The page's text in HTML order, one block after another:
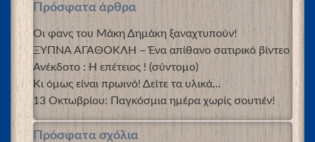
Πρόσφατα άρθρα
Οι φανς του Μάκη Δημάκη ξαναχτυπούν!
ΞΥΠΝΑ ΑΓΑΘΟΚΛΗ – Ένα απίθανο σατιρικό βίντεο
Ανέκδοτο : Η επέτειος ! (σύντομο)
Κι όμως είναι πρωινό! Δείτε τα υλικά…
13 Οκτωβρίου: Παγκόσμια ημέρα χωρίς σουτιέν!
Πρόσφατα σχόλια